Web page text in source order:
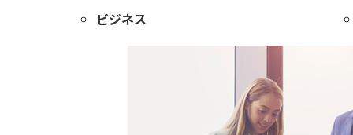
ビジネス